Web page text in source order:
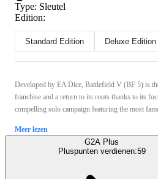
Type: Sleutel
Edition:
Standard Edition Deluxe Edition
Developed by EA Dice, Battlefield V (BF 5) is
franchise and a return to its roots thanks to its
compelling solo campaign featuring the most
Meer lezen
G2A Plus
Pluspunten verdienen:59